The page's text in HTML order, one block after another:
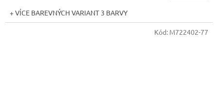
+ VÍCE BAREVNÝCH VARIANT 3 BARVY
Kód: M722402-77